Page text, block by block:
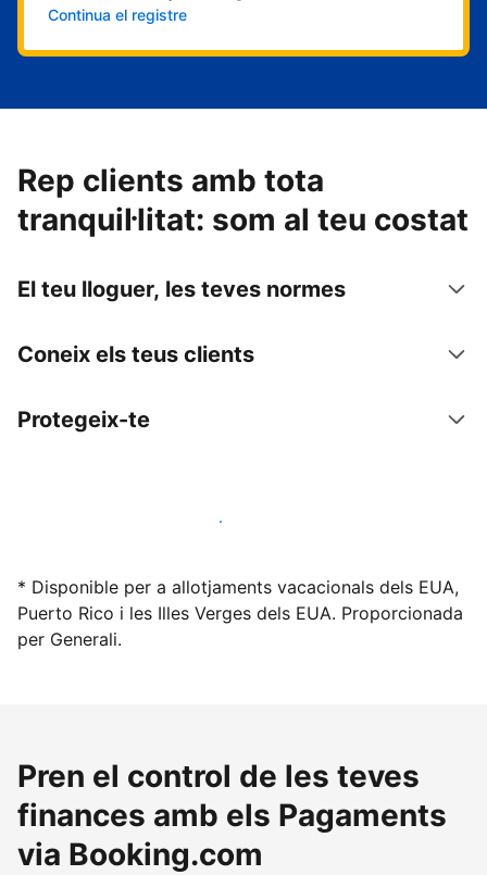
Continua el registre
Rep clients amb tota
tranquil·litat: som al teu costat
El teu lloguer, les teves normes
Coneix els teus clients
Protegeix-te
Lloga l'allotjament amb nosaltres avui mateix
* Disponible per a allotjaments vacacionals dels EUA,
Puerto Rico i les Illes Verges dels EUA. Proporcionada
per Generali.
Pren el control de les teves
finances amb els Pagaments
via Booking.com